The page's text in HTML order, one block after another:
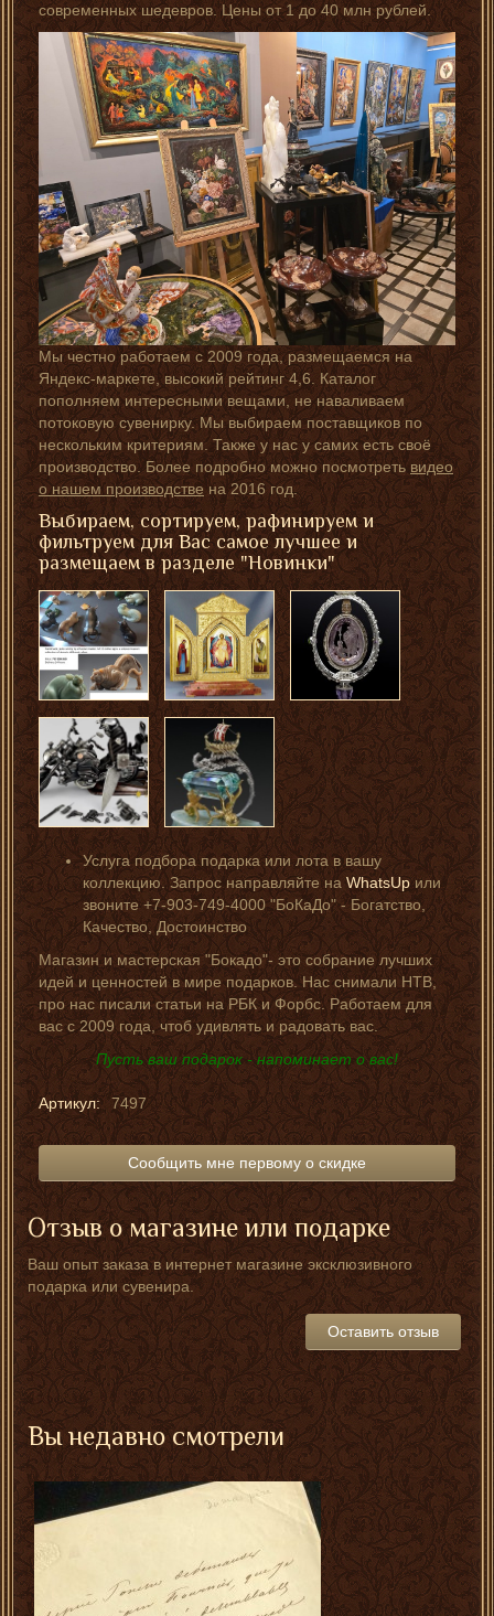
современных шедевров. Цены от 1 до 40 млн рублей.
Мы честно работаем с 2009 года, размещаемся на
Яндекс-маркете, высокий рейтинг 4,6. Каталог
пополняем интересными вещами, не наваливаем
потоковую сувенирку. Мы выбираем поставщиков по
нескольким критериям. Также у нас у самих есть своё
производство. Более подробно можно посмотретьвидео
о нашем производстве на 2016 год.
Выбираем, сортируем, рафинируем и
фильтруем для Вас самое лучшее и
размещаем в разделе "Новинки"
Услуга подбора подарка или лота в вашу
коллекцию. Запрос направляйте наWhatsUpили
звоните +7-903-749-4000 "БоКаДо" - Богатство,
Качество, Достоинство
Магазин и мастерская "Бокадо"- это собрание лучших
идей и ценностей в мире подарков. Нас снимали НТВ,
про нас писали статьи на РБК и Форбс. Работаем для
вас с 2009 года, чтоб удивлять и радовать вас.
Пусть ваш подарок - напоминает о вас!
Артикул: 7497
Сообщить мне первому о скидке
Отзыв о магазине или подарке
Ваш опыт заказа в интернет магазине эксклюзивного
подарка или сувенира.
Оставить отзыв
Вы недавно смотрели